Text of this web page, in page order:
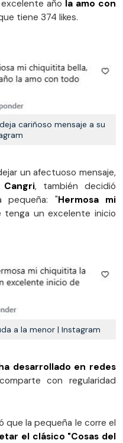
año la amo con
tiene 374 likes.
cariñoso mensaje a su
un afectuoso mensaje,
, también decidió
pequeña: "Hermosa mi
tenga un excelente inicio
a la menor | Instagram
desarrollado en redes
con regularidad
que la pequeña le corre el
el clásico "Cosas del